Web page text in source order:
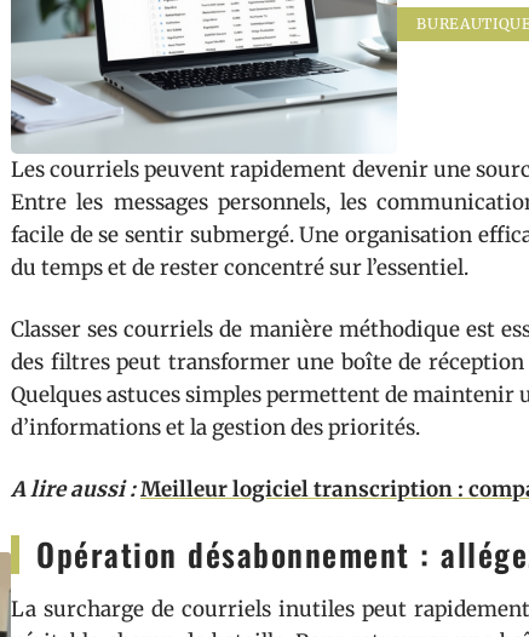
Les courriels peuvent rapidement devenir une
Entre les messages personnels, les
facile de se sentir submergé. Une organisation
du temps et de rester concentré sur l’essentiel.
Classer ses courriels de manière méthodique est
des filtres peut transformer une boîte de
Quelques astuces simples permettent de
d’informations et la gestion des priorités.
A lire aussi :Meilleur logiciel transcription :
Opération désabonnement :
La surcharge de courriels inutiles peut